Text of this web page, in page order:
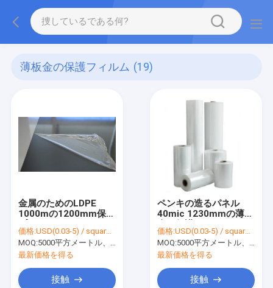
薄板金の保護フィルム (19)
金属のためのLDPE
1000mの1200mm保護
は前に鋼鉄コイル シー
トに塗った
価格:USD(0.03-5) / square meter
MOQ:5000平方メートル、印刷を用いる10000平方メートル
最新価格を得る
接触
ペンキの造るパネル
40mic 1230mmの薄板
価格:USD(0.03-5) / square meter
MOQ:5000平方メートル、印刷を用いる10000平方メートル
最新価格を得る
接触